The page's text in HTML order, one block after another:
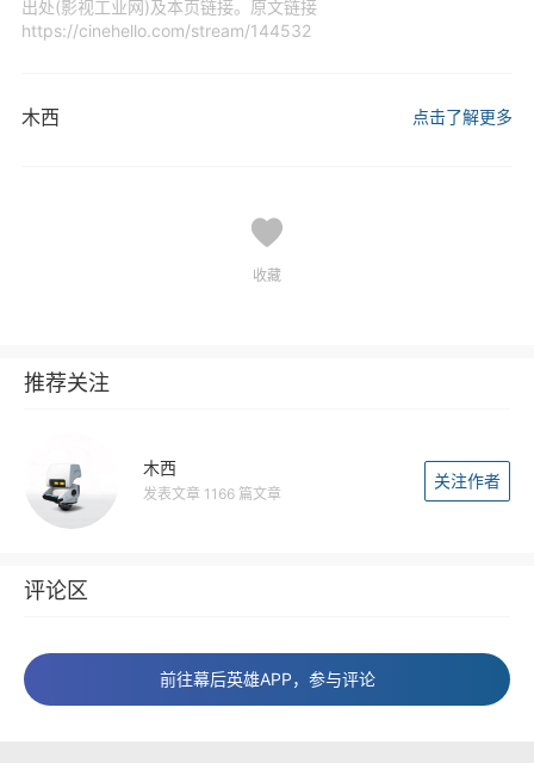
出处(影视工业网)及本页链接。原文链接
https://cinehello.com/stream/144532
木西 点击了解更多
收藏
推荐关注
木西
发表文章 1166 篇文章
关注作者
评论区
前往幕后英雄APP，参与评论